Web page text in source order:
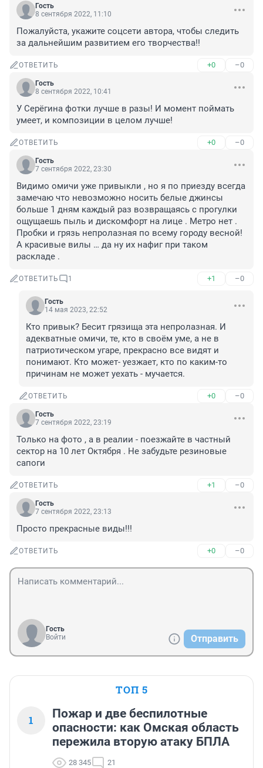
Гость
8 сентября 2022, 11:10
Пожалуйста, укажите соцсети автора, чтобы следить
за дальнейшим развитием его творчества!!
ОТВЕТИТЬ +0 –0
Гость
8 сентября 2022, 10:41
У Серëгина фотки лучше в разы! И момент поймать
умеет, и композиции в целом лучше!
ОТВЕТИТЬ +0 –0
Гость
7 сентября 2022, 23:30
Видимо омичи уже привыкли , но я по приезду всегда
замечаю что невозможно носить белые джинсы
больше 1 дням каждый раз возвращаясь с прогулки
ощущаешь пыль и дискомфорт на лице . Метро нет .
Пробки и грязь непролазная по всему городу весной!
А красивые вилы … да ну их нафиг при таком
раскладе .
ОТВЕТИТЬ 1 +1 –0
Гость
14 мая 2023, 22:52
Кто привык? Бесит грязища эта непролазная. И
адекватные омичи, те, кто в своём уме, а не в
патриотическом угаре, прекрасно все видят и
понимают. Кто может- уезжает, кто по каким-то
причинам не может уехать - мучается.
ОТВЕТИТЬ +0 –0
Гость
7 сентября 2022, 23:19
Только на фото , а в реалии - поезжайте в частный
сектор на 10 лет Октября . Не забудьте резиновые
сапоги
ОТВЕТИТЬ +1 –0
Гость
7 сентября 2022, 23:13
Просто прекрасные виды!!!
ОТВЕТИТЬ +0 –0
Гость
Войти
Отправить
ТОП 5
1
Пожар и две беспилотные
опасности: как Омская область
пережила вторую атаку БПЛА
28 345 21